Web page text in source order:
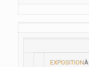
EXPOSITIONÀ